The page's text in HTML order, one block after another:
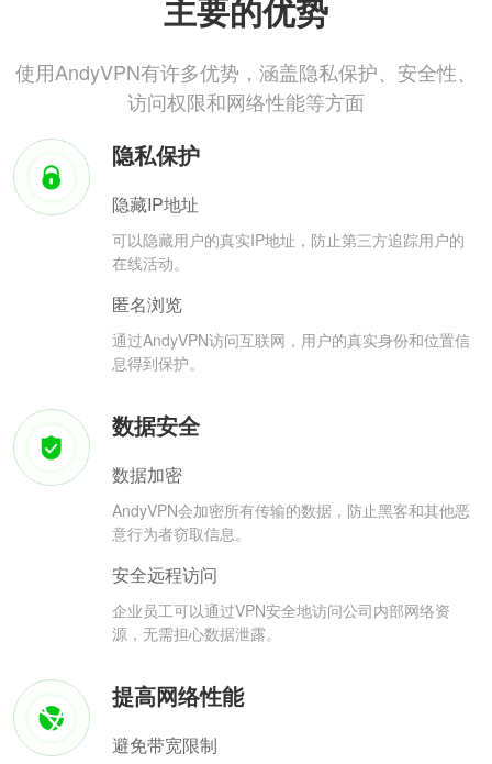
主要的优势
使用AndyVPN有许多优势，涵盖隐私保护、安全性、
访问权限和网络性能等方面
隐私保护
隐藏IP地址
可以隐藏用户的真实IP地址，防止第三方追踪用户的
在线活动。
匿名浏览
通过AndyVPN访问互联网，用户的真实身份和位置信
息得到保护。
数据安全
数据加密
AndyVPN会加密所有传输的数据，防止黑客和其他恶
意行为者窃取信息。
安全远程访问
企业员工可以通过VPN安全地访问公司内部网络资
源，无需担心数据泄露。
提高网络性能
避免带宽限制